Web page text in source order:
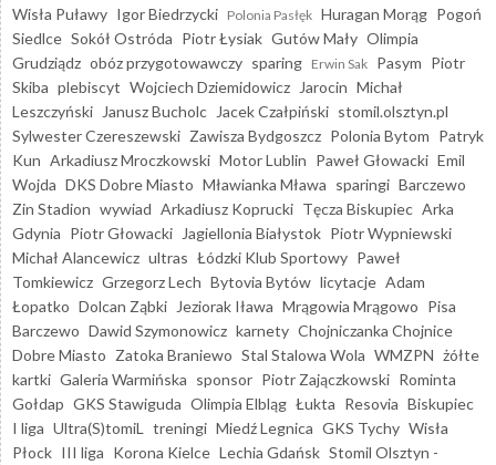
Wisła Puławy Igor Biedrzycki Polonia Pasłęk Huragan Morąg Pogoń
Siedlce Sokół Ostróda Piotr Łysiak Gutów Mały Olimpia
Grudziądz obóz przygotowawczy sparing Erwin Sak Pasym Piotr
Skiba plebiscyt Wojciech Dziemidowicz Jarocin Michał
Leszczyński
Janusz Bucholc Jacek Czałpiński stomil.olsztyn.pl
Sylwester Czereszewski Zawisza Bydgoszcz Polonia Bytom Patryk
Kun Arkadiusz Mroczkowski Motor Lublin Paweł Głowacki Emil
Wojda DKS Dobre Miasto Mławianka Mława sparingi Barczewo
Zin Stadion wywiad Arkadiusz Koprucki Tęcza Biskupiec Arka
Gdynia Piotr Głowacki Jagiellonia Białystok Piotr Wypniewski
Michał Alancewicz ultras Łódzki Klub Sportowy Paweł
Tomkiewicz Grzegorz Lech Bytovia Bytów licytacje Adam
Łopatko Dolcan Ząbki Jeziorak Iława Mrągowia Mrągowo Pisa
Barczewo Dawid Szymonowicz karnety Chojniczanka Chojnice
Dobre Miasto Zatoka Braniewo Stal Stalowa Wola WMZPN żółte
kartki Galeria Warmińska sponsor Piotr Zajączkowski Rominta
Gołdap GKS Stawiguda Olimpia Elbląg Łukta Resovia Biskupiec
I liga Ultra(S)tomiL treningi Miedź Legnica GKS Tychy Wisła
Płock III liga Korona Kielce Lechia Gdańsk Stomil Olsztyn -